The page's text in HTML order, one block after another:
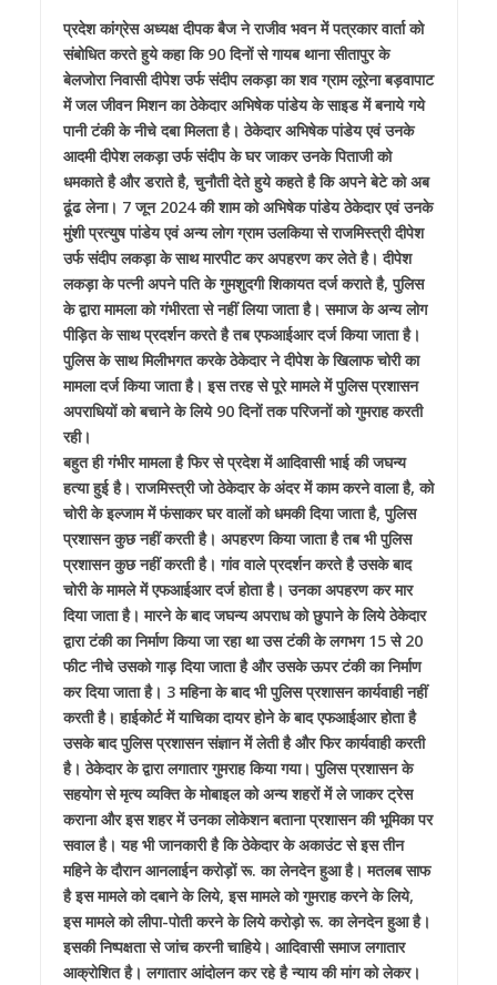
प्रदेश कांग्रेस अध्यक्ष दीपक बैज ने राजीव भवन में पत्रकार वार्ता को
संबोधित करते हुये कहा कि 90 दिनों से गायब थाना सीतापुर के
बेलजोरा निवासी दीपेश उर्फ संदीप लकड़ा का शव ग्राम लूरेना बड़वापाट
में जल जीवन मिशन का ठेकेदार अभिषेक पांडेय के साइड में बनाये गये
पानी टंकी के नीचे दबा मिलता है। ठेकेदार अभिषेक पांडेय एवं उनके
आदमी दीपेश लकड़ा उर्फ संदीप के घर जाकर उनके पिताजी को
धमकाते है और डराते है, चुनौती देते हुये कहते है कि अपने बेटे को अब
ढूंढ लेना। 7 जून 2024 की शाम को अभिषेक पांडेय ठेकेदार एवं उनके
मुंशी प्रत्युष पांडेय एवं अन्य लोग ग्राम उलकिया से राजमिस्त्री दीपेश
उर्फ संदीप लकड़ा के साथ मारपीट कर अपहरण कर लेते है। दीपेश
लकड़ा के पत्नी अपने पति के गुमशुदगी शिकायत दर्ज कराते है, पुलिस
के द्वारा मामला को गंभीरता से नहीं लिया जाता है। समाज के अन्य लोग
पीड़ित के साथ प्रदर्शन करते है तब एफआईआर दर्ज किया जाता है।
पुलिस के साथ मिलीभगत करके ठेकेदार ने दीपेश के खिलाफ चोरी का
मामला दर्ज किया जाता है। इस तरह से पूरे मामले में पुलिस प्रशासन
अपराधियों को बचाने के लिये 90 दिनों तक परिजनों को गुमराह करती
रही।
बहुत ही गंभीर मामला है फिर से प्रदेश में आदिवासी भाई की जघन्य
हत्या हुई है। राजमिस्त्री जो ठेकेदार के अंदर में काम करने वाला है, को
चोरी के इल्जाम में फंसाकर घर वालों को धमकी दिया जाता है, पुलिस
प्रशासन कुछ नहीं करती है। अपहरण किया जाता है तब भी पुलिस
प्रशासन कुछ नहीं करती है। गांव वाले प्रदर्शन करते है उसके बाद
चोरी के मामले में एफआईआर दर्ज होता है। उनका अपहरण कर मार
दिया जाता है। मारने के बाद जघन्य अपराध को छुपाने के लिये ठेकेदार
द्वारा टंकी का निर्माण किया जा रहा था उस टंकी के लगभग 15 से 20
फीट नीचे उसको गाड़ दिया जाता है और उसके ऊपर टंकी का निर्माण
कर दिया जाता है। 3 महिना के बाद भी पुलिस प्रशासन कार्यवाही नहीं
करती है। हाईकोर्ट में याचिका दायर होने के बाद एफआईआर होता है
उसके बाद पुलिस प्रशासन संज्ञान में लेती है और फिर कार्यवाही करती
है। ठेकेदार के द्वारा लगातार गुमराह किया गया। पुलिस प्रशासन के
सहयोग से मृत्य व्यक्ति के मोबाइल को अन्य शहरों में ले जाकर ट्रेस
कराना और इस शहर में उनका लोकेशन बताना प्रशासन की भूमिका पर
सवाल है। यह भी जानकारी है कि ठेकेदार के अकाउंट से इस तीन
महिने के दौरान आनलाईन करोड़ों रू. का लेनदेन हुआ है। मतलब साफ
है इस मामले को दबाने के लिये, इस मामले को गुमराह करने के लिये,
इस मामले को लीपा-पोती करने के लिये करोड़ो रू. का लेनदेन हुआ है।
इसकी निष्पक्षता से जांच करनी चाहिये। आदिवासी समाज लगातार
आक्रोशित है। लगातार आंदोलन कर रहे है न्याय की मांग को लेकर।